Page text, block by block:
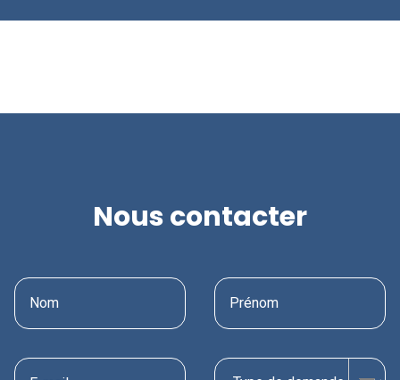
Nous contacter